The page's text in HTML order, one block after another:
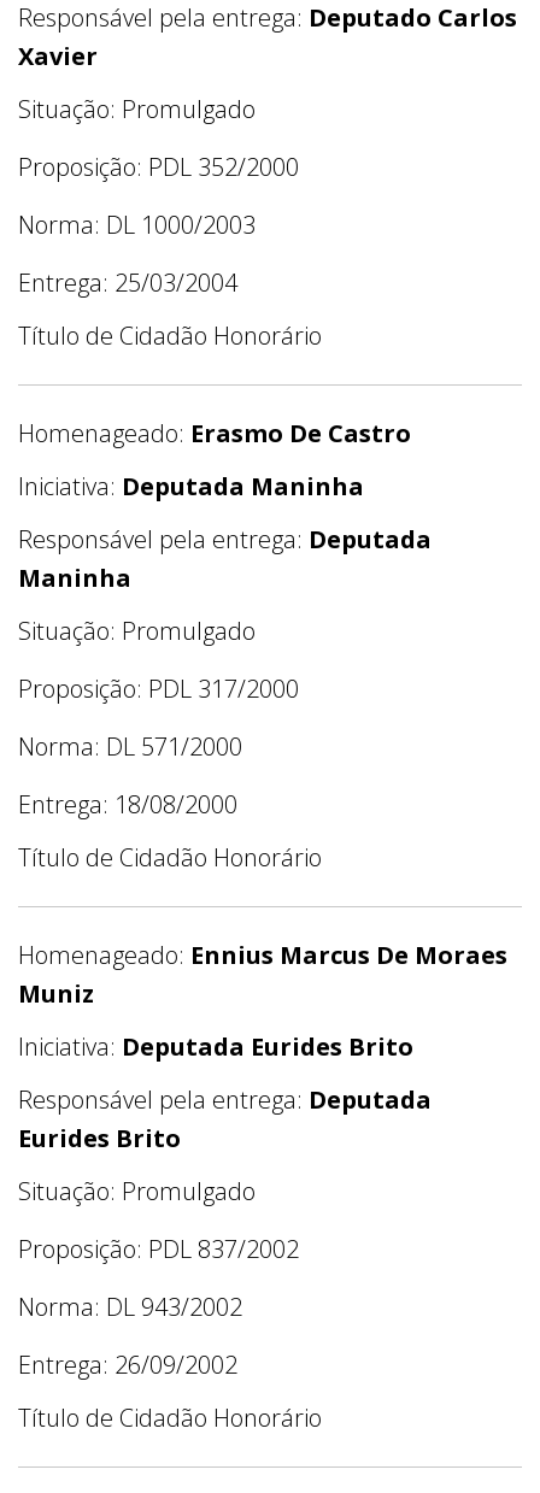
Responsável pela entrega: Deputado Carlos
Xavier
Situação: Promulgado
Proposição: PDL 352/2000
Norma: DL 1000/2003
Entrega: 25/03/2004
Título de Cidadão Honorário
Homenageado: Erasmo De Castro
Iniciativa: Deputada Maninha
Responsável pela entrega: Deputada
Maninha
Situação: Promulgado
Proposição: PDL 317/2000
Norma: DL 571/2000
Entrega: 18/08/2000
Título de Cidadão Honorário
Homenageado: Ennius Marcus De Moraes
Muniz
Iniciativa: Deputada Eurides Brito
Responsável pela entrega: Deputada
Eurides Brito
Situação: Promulgado
Proposição: PDL 837/2002
Norma: DL 943/2002
Entrega: 26/09/2002
Título de Cidadão Honorário